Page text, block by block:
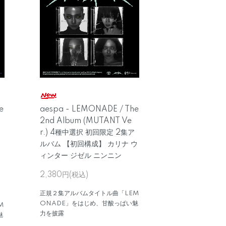
aespa - LEMONADE / The
2nd Album (MUTANT Ve
r.) 4種中選択 初回限定 2集ア
ルバム 【初回構成】 カリナ ウ
ィンター ジゼル ニンニン
2,380円(税込)
正規２集アルバムタイトル曲「LEM
ONADE」をはじめ、甘酸っぱい魅
力を披露